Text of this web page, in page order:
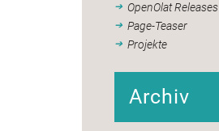
OpenOlat Releases
Page-Teaser
Projekte
Archiv